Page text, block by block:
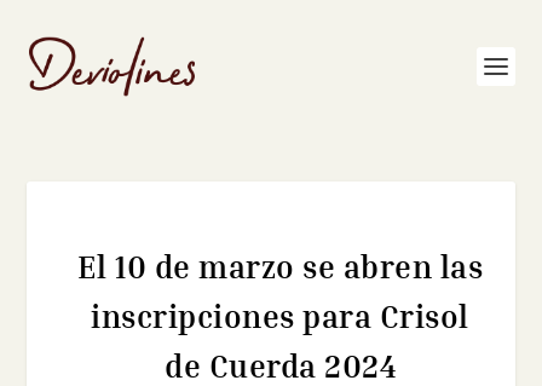
El 10 de marzo se abren las
inscripciones para Crisol
de Cuerda 2024